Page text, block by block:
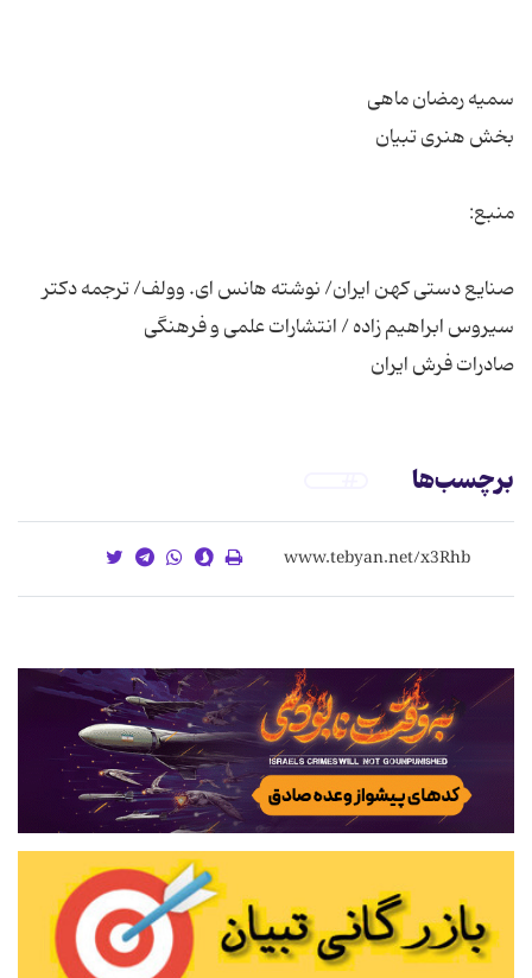
صنایع دستی کهن ایران/ نوشته هانس ای. وولف/ ترجمه دکتر
صادرات فرش ایران
برچسب‌ها